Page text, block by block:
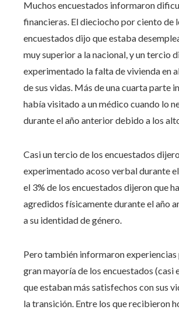
Muchos encuestados informaron
financieras. El dieciocho por ciento de
encuestados dijo que estaba
muy superior a la nacional, y un tercio
experimentado la falta de vivienda en
de sus vidas. Más de una cuarta parte
había visitado a un médico cuando lo
durante el año anterior debido a los
Casi un tercio de los encuestados
experimentado acoso verbal durante
el 3% de los encuestados dijeron que
agredidos físicamente durante el año
a su identidad de género.
Pero también informaron experiencias
gran mayoría de los encuestados (casi
que estaban más satisfechos con sus
la transición. Entre los que recibieron